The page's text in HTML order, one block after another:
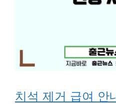
치석 제거 급여 안